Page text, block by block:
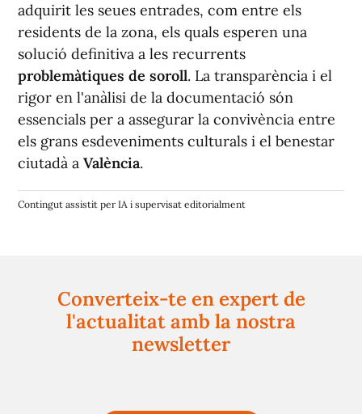
adquirit les seues entrades, com entre els
residents de la zona, els quals esperen una
solució definitiva a les recurrents
problemàtiques de soroll. La transparència i el
rigor en l'anàlisi de la documentació són
essencials per a assegurar la convivència entre
els grans esdeveniments culturals i el benestar
ciutadà a València.
Contingut assistit per IA i supervisat editorialment
Converteix-te en expert de
l'actualitat amb la nostra
newsletter